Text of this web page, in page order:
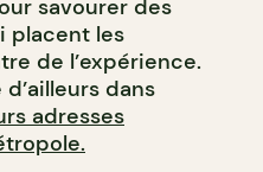
savourer des
placent les
de l’expérience.
dans
adresses